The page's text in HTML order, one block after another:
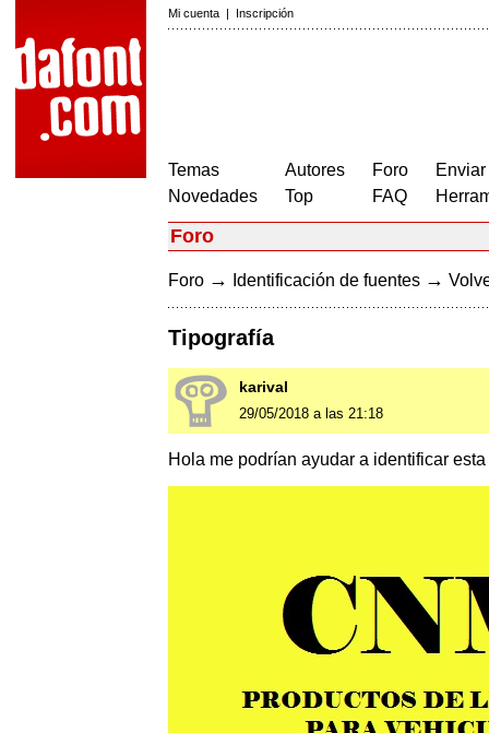
Mi cuenta | Inscripción
Temas
Novedades
Autores
Top
Foro
FAQ
Foro
Foro → Identificación de fuentes →
Tipografía
karival
29/05/2018 a las 21:18
Hola me podrían ayudar a identificar